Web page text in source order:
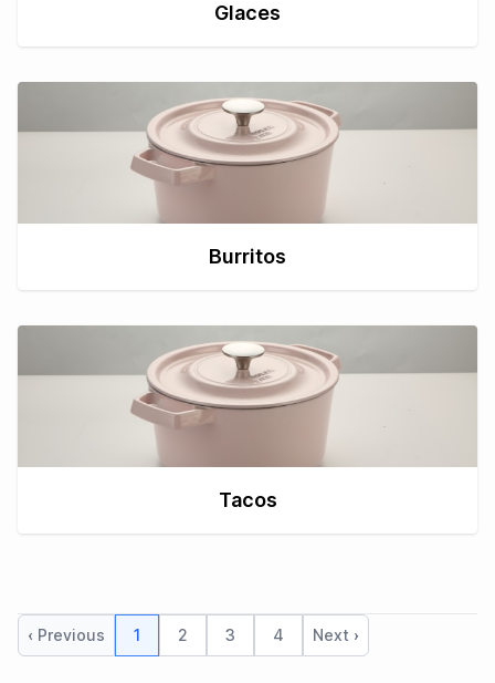
Glaces
Burritos
Tacos
‹ Previous 1 2 3 4 Next ›